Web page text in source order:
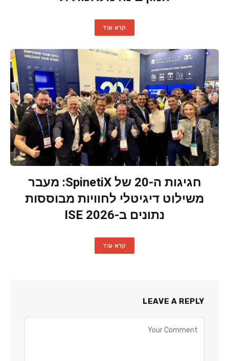
קרא עוד
חגיגות ה-20 של SpinetiX: מעבר
משילוט דיגיטלי לחוויות מבוססות
נתונים ב-ISE 2026
קרא עוד
LEAVE A REPLY